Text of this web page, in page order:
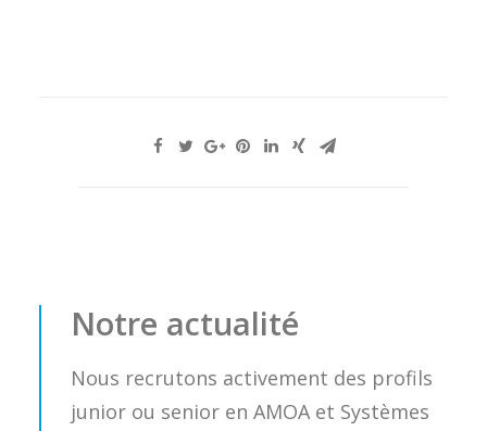
Notre actualité
Nous recrutons activement des profils
junior ou senior en AMOA et Systèmes